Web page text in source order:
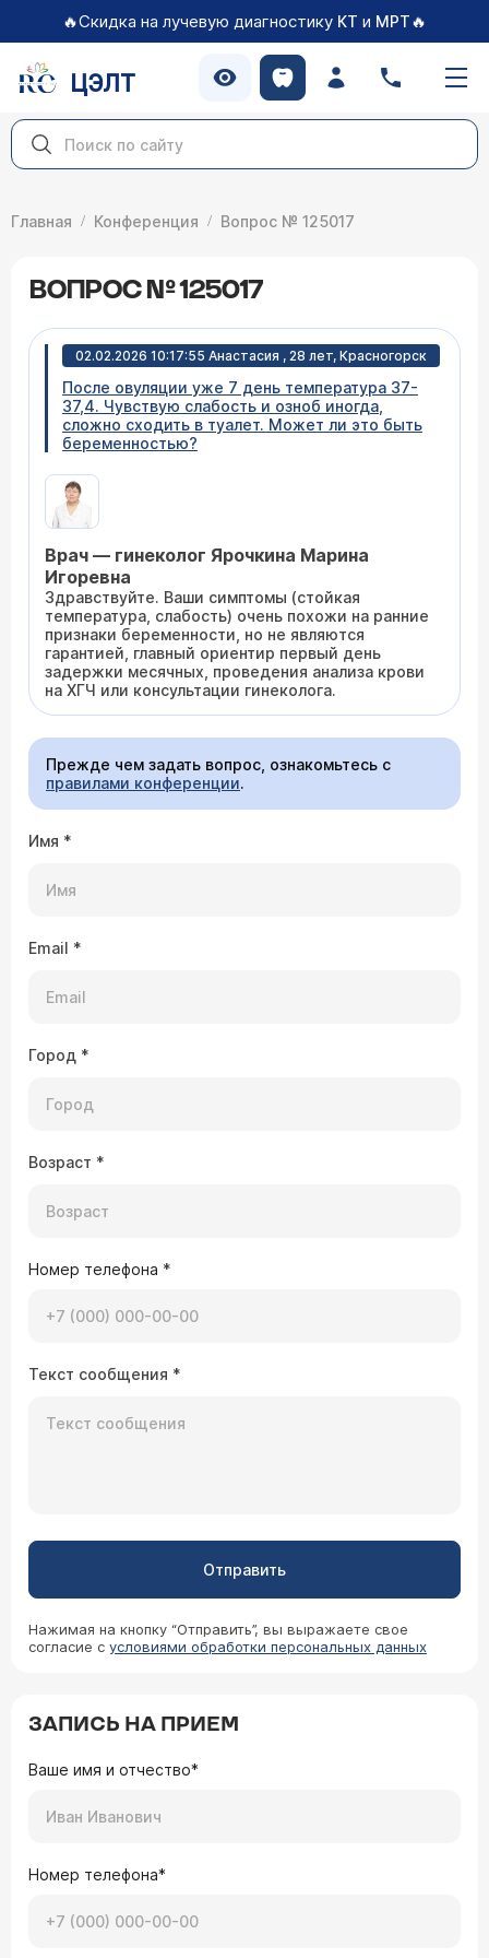
🔥Скидка на лучевую диагностику КТ и МРТ🔥
ЦЭЛТ
Главная Конференция Вопрос № 125017
ВОПРОС № 125017
02.02.2026 10:17:55 Анастасия , 28 лет, Красногорск
После овуляции уже 7 день температура 37-
37,4. Чувствую слабость и озноб иногда,
сложно сходить в туалет. Может ли это быть
беременностью?
Врач — гинеколог Ярочкина Марина
Игоревна
Здравствуйте. Ваши симптомы (стойкая
температура, слабость) очень похожи на ранние
признаки беременности, но не являются
гарантией, главный ориентир первый день
задержки месячных, проведения анализа крови
на ХГЧ или консультации гинеколога.
Прежде чем задать вопрос, ознакомьтесь с
правилами конференции.
Имя *
Email *
Город *
Возраст *
Номер телефона *
Текст сообщения *
Отправить
Нажимая на кнопку “Отправить”, вы выражаете свое
согласие с условиями обработки персональных данных
ЗАПИСЬ НА ПРИЕМ
Ваше имя и отчество*
Номер телефона*